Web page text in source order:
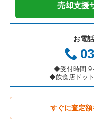
売却支援
お電
◆受付時間 9
◆飲食店ドッ
すぐに査定